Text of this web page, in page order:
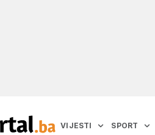
VIJESTI SPORT